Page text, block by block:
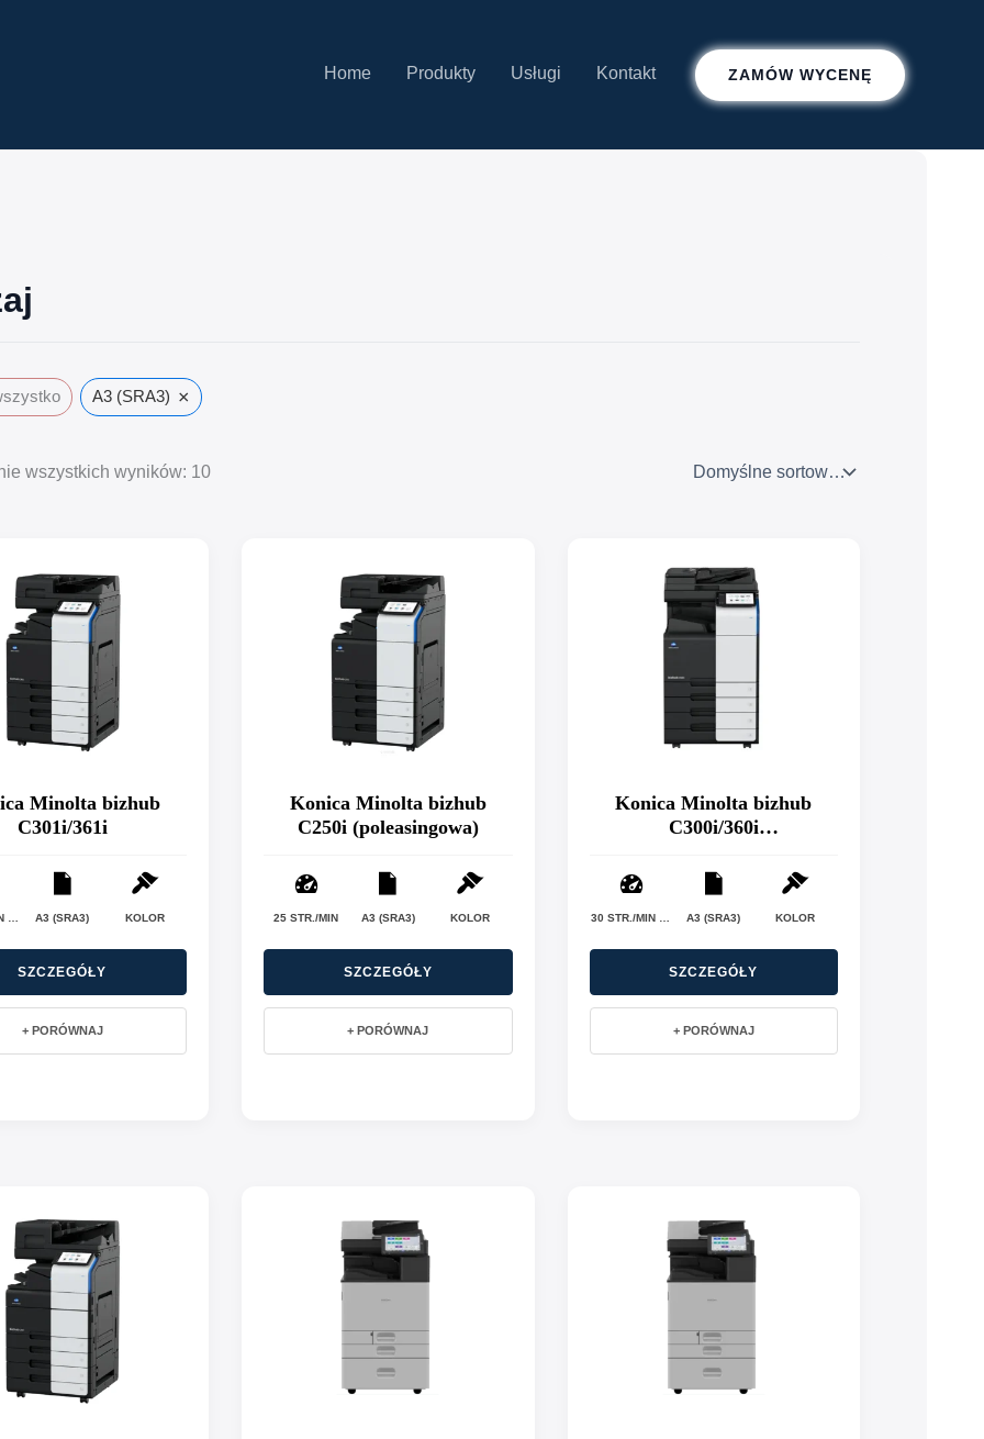
Home Produkty Usługi Kontakt ZAMÓW WYCENĘ
A3 (SRA3) ×
wszystkich wyników: 10
30 STR./MIN (C301I) / 36 STR./MIN (C361I) A3 (SRA3) KOLOR
Minolta bizhub
C301i/361i
SZCZEGÓŁY
+ PORÓWNAJ
25 STR./MIN A3 (SRA3) KOLOR
Konica Minolta bizhub
C250i (poleasingowa)
SZCZEGÓŁY
+ PORÓWNAJ
30 STR./MIN (C300I) / 36 STR./MIN (C360I) A3 (SRA3) KOLOR
Konica Minolta bizhub
C300i/360i
SZCZEGÓŁY
+ PORÓWNAJ